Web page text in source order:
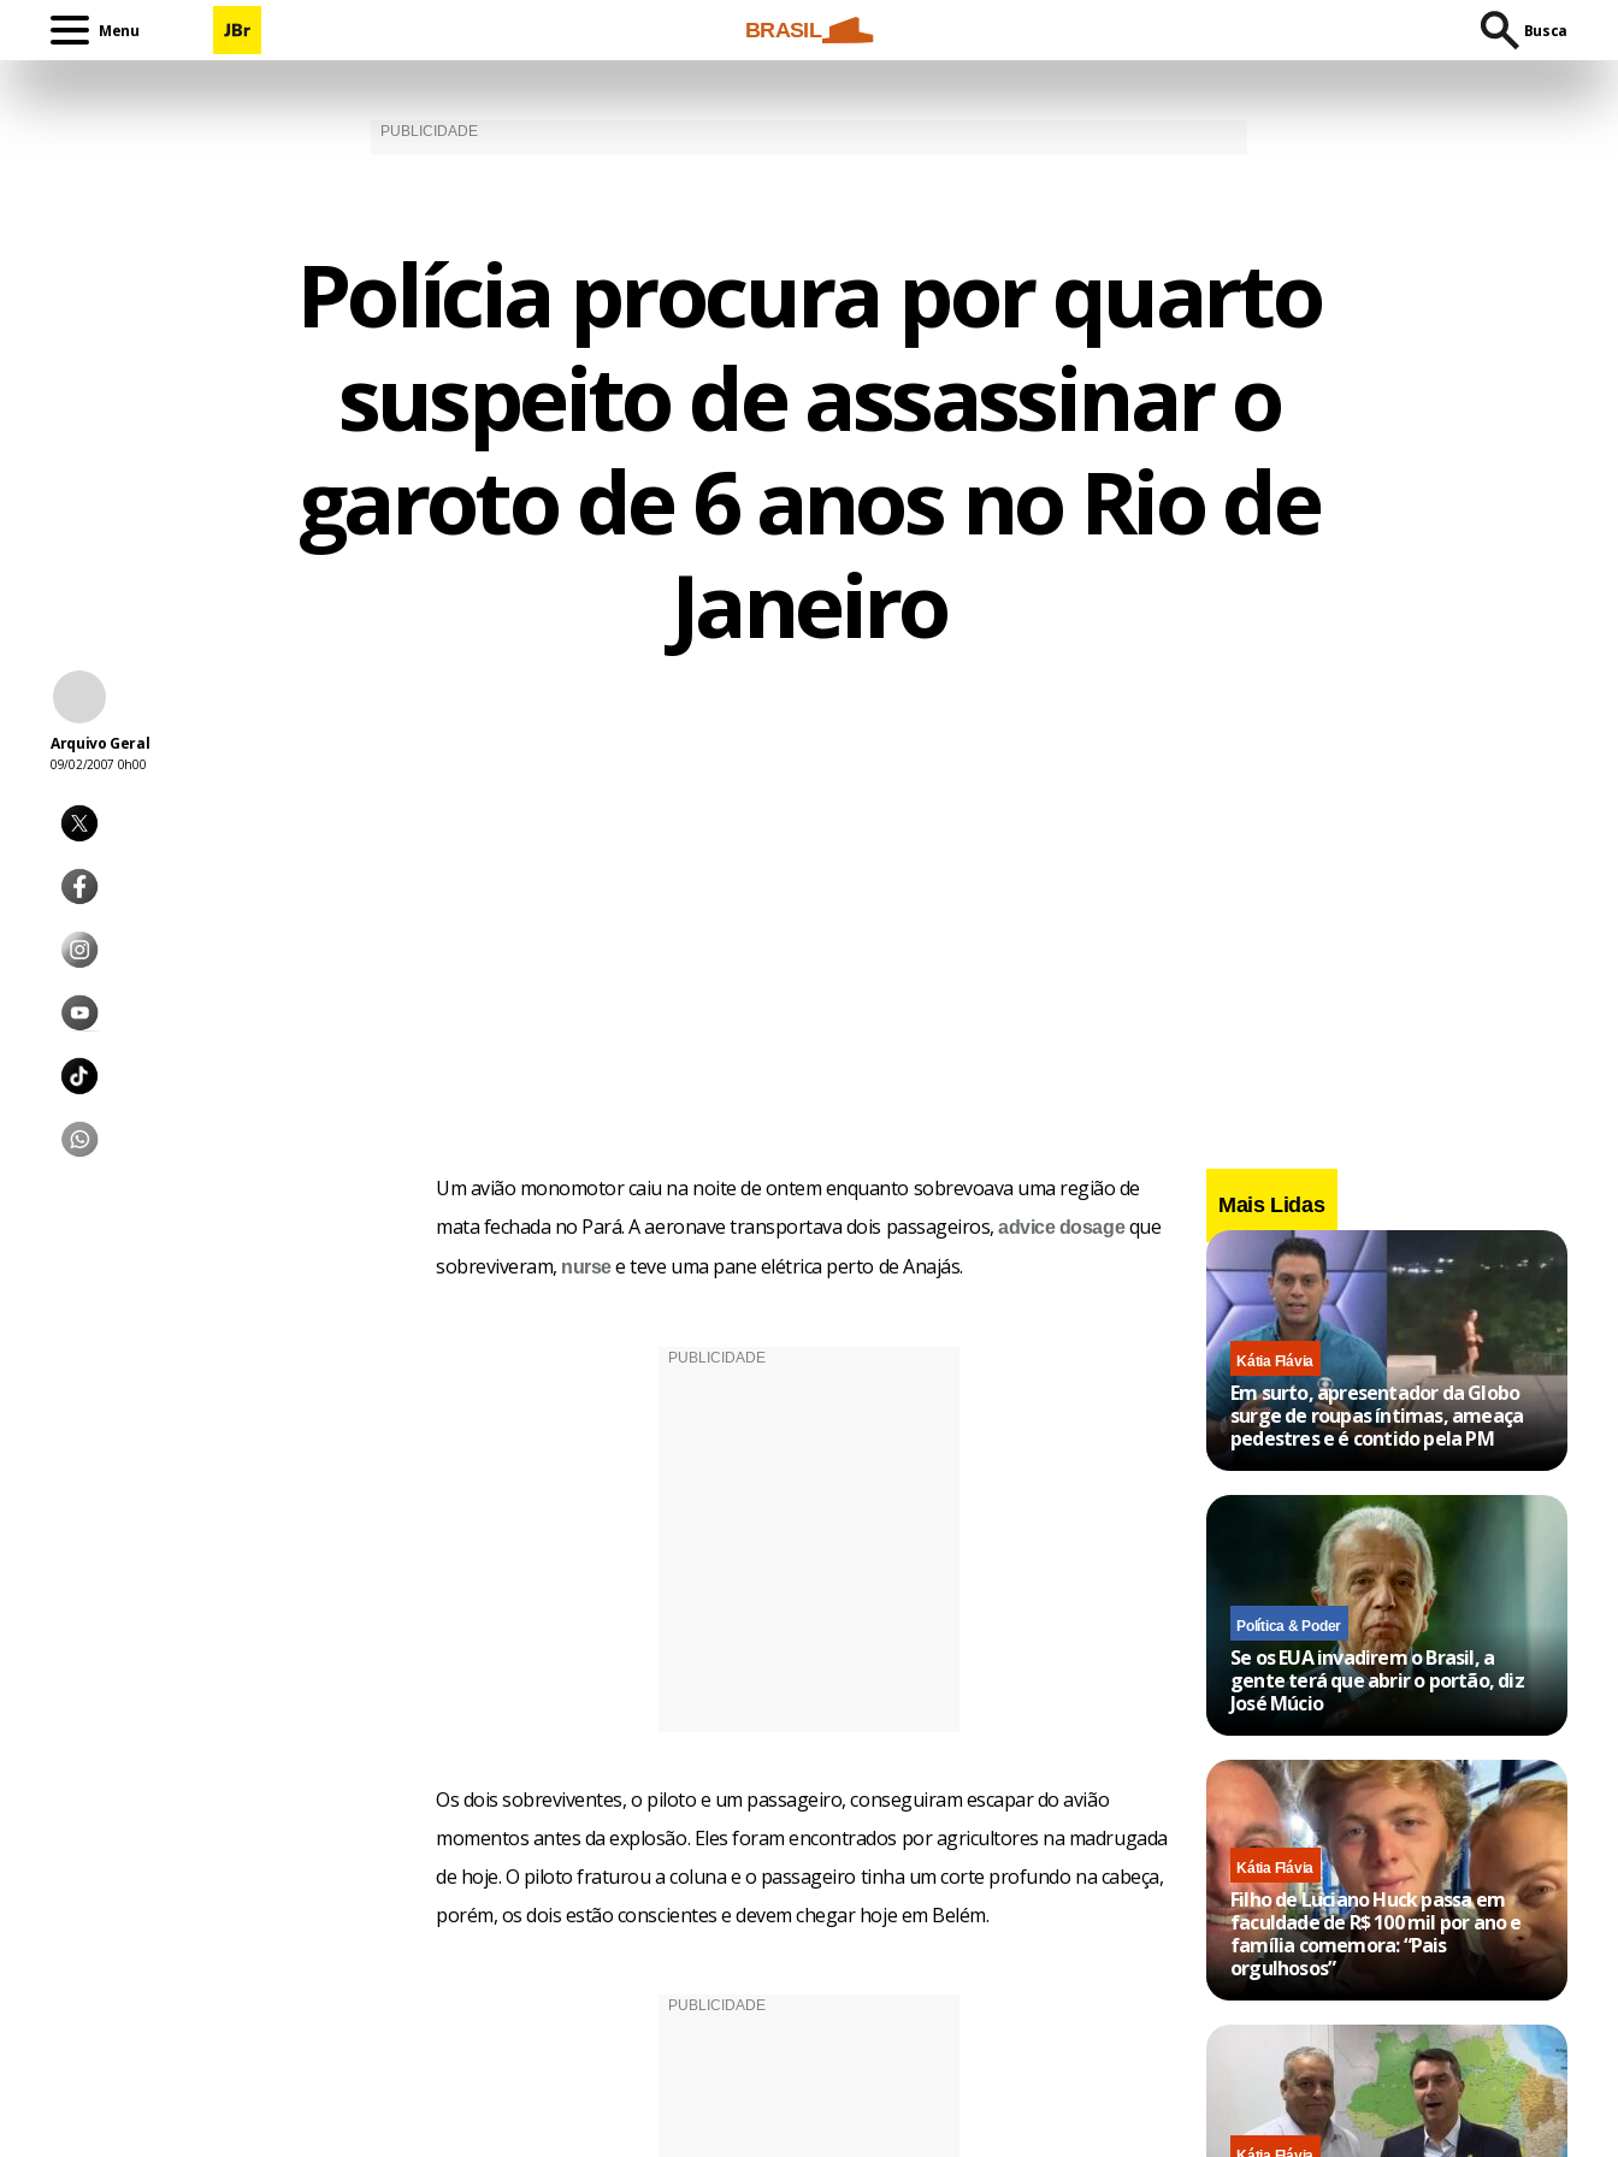
Menu BRASIL Busca
Polícia procura por quarto
suspeito de assassinar o
garoto de 6 anos no Rio de
Janeiro
Arquivo Geral
09/02/2007 0h00
Um avião monomotor caiu na noite de ontem enquanto sobrevoava uma região de
mata fechada no Pará. A aeronave transportava dois passageiros,advice dosageque
sobreviveram, nursee teve uma pane elétrica perto de Anajás.
Os dois sobreviventes, o piloto e um passageiro, conseguiram escapar do avião
momentos antes da explosão. Eles foram encontrados por agricultores na madrugada
de hoje. O piloto fraturou a coluna e o passageiro tinha um corte profundo na cabeça,
porém, os dois estão conscientes e devem chegar hoje em Belém.
Mais Lidas
Kátia Flávia
Em surto, apresentador da Globo
surge de roupas íntimas, ameaça
pedestres e é contido pela PM
Política & Poder
Se os EUA invadirem o Brasil, a
gente terá que abrir o portão, diz
José Múcio
Kátia Flávia
Filho de Luciano Huck passa em
faculdade de R$ 100 mil por ano e
família comemora: “Pais
orgulhosos”